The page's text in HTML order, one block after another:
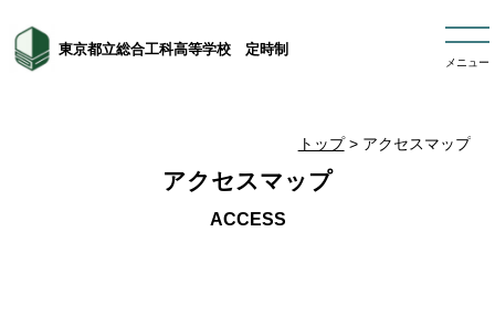
東京都立総合工科高等学校 定時制
メニュー
トップ> アクセスマップ
アクセスマップ